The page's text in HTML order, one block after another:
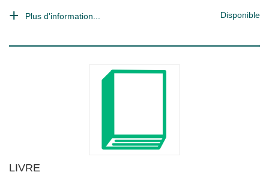
Plus d'information... Disponible
LIVRE